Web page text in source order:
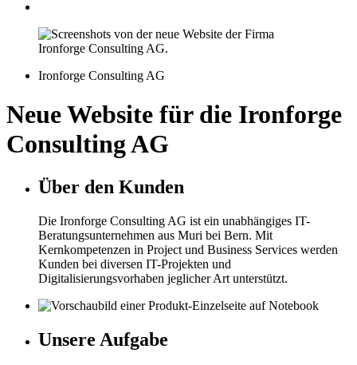
Ironforge Consulting AG
Neue Website für die Ironforge
Consulting AG
Über den Kunden
Die Ironforge Consulting AG ist ein unabhängiges IT-
Beratungsunternehmen aus Muri bei Bern. Mit
Kernkompetenzen in Project und Business Services werden
Kunden bei diversen IT-Projekten und
Digitalisierungsvorhaben jeglicher Art unterstützt.
Unsere Aufgabe